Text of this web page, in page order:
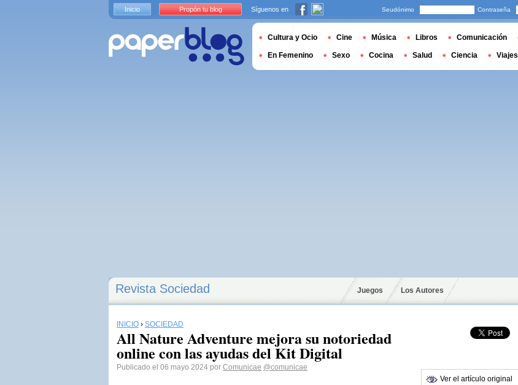
Revista Sociedad Juegos Los Autores
INICIO › SOCIEDAD
All Nature Adventure mejora su notoriedad
online con las ayudas del Kit Digital
Publicado el 06 mayo 2024 por Comunicae @comunicae
Ver el artículo original
Inicio Propón tu blog Síguenos en Seudónimo Contraseña
Cultura y Ocio Cine Música Libros Comunicación
En Femenino Sexo Cocina Salud Ciencia Viajes